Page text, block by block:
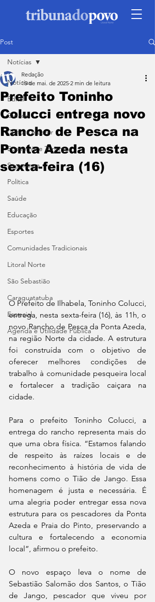
Post
Notícias
Edital
Cidade
Cultura e Lazer
Economia e Turismo
Segurança
Política
Saúde
Educação
Esportes
Comunidades Tradicionais
Litoral Norte
São Sebastião
Caraguatatuba
Especial
Agenda e Utilidade Pública
Notícias
Prefeito Toninho
Colucci entrega novo
Rancho de Pesca na
Ponta Azeda nesta
sexta-feira (16)
Redação
15 de mai. de 2025 2 min de leitura
O Prefeito de Ilhabela, Toninho Colucci,
entrega, nesta sexta-feira (16), às 11h, o
novo Rancho de Pesca da Ponta Azeda,
na região Norte da cidade. A estrutura
foi construída com o objetivo de
oferecer melhores condições de
trabalho à comunidade pesqueira local
e fortalecer a tradição caiçara na
cidade.
Para o prefeito Toninho Colucci, a
entrega do rancho representa mais do
que uma obra física. “Estamos falando
de respeito às raízes locais e de
reconhecimento à história de vida de
homens como o Tião de Jango. Essa
homenagem é justa e necessária. É
uma alegria poder entregar essa nova
estrutura para os pescadores da Ponta
Azeda e Praia do Pinto, preservando a
cultura e fortalecendo a economia
local”, afirmou o prefeito.
O novo espaço leva o nome de
Sebastião Salomão dos Santos, o Tião
de Jango, pescador que viveu por